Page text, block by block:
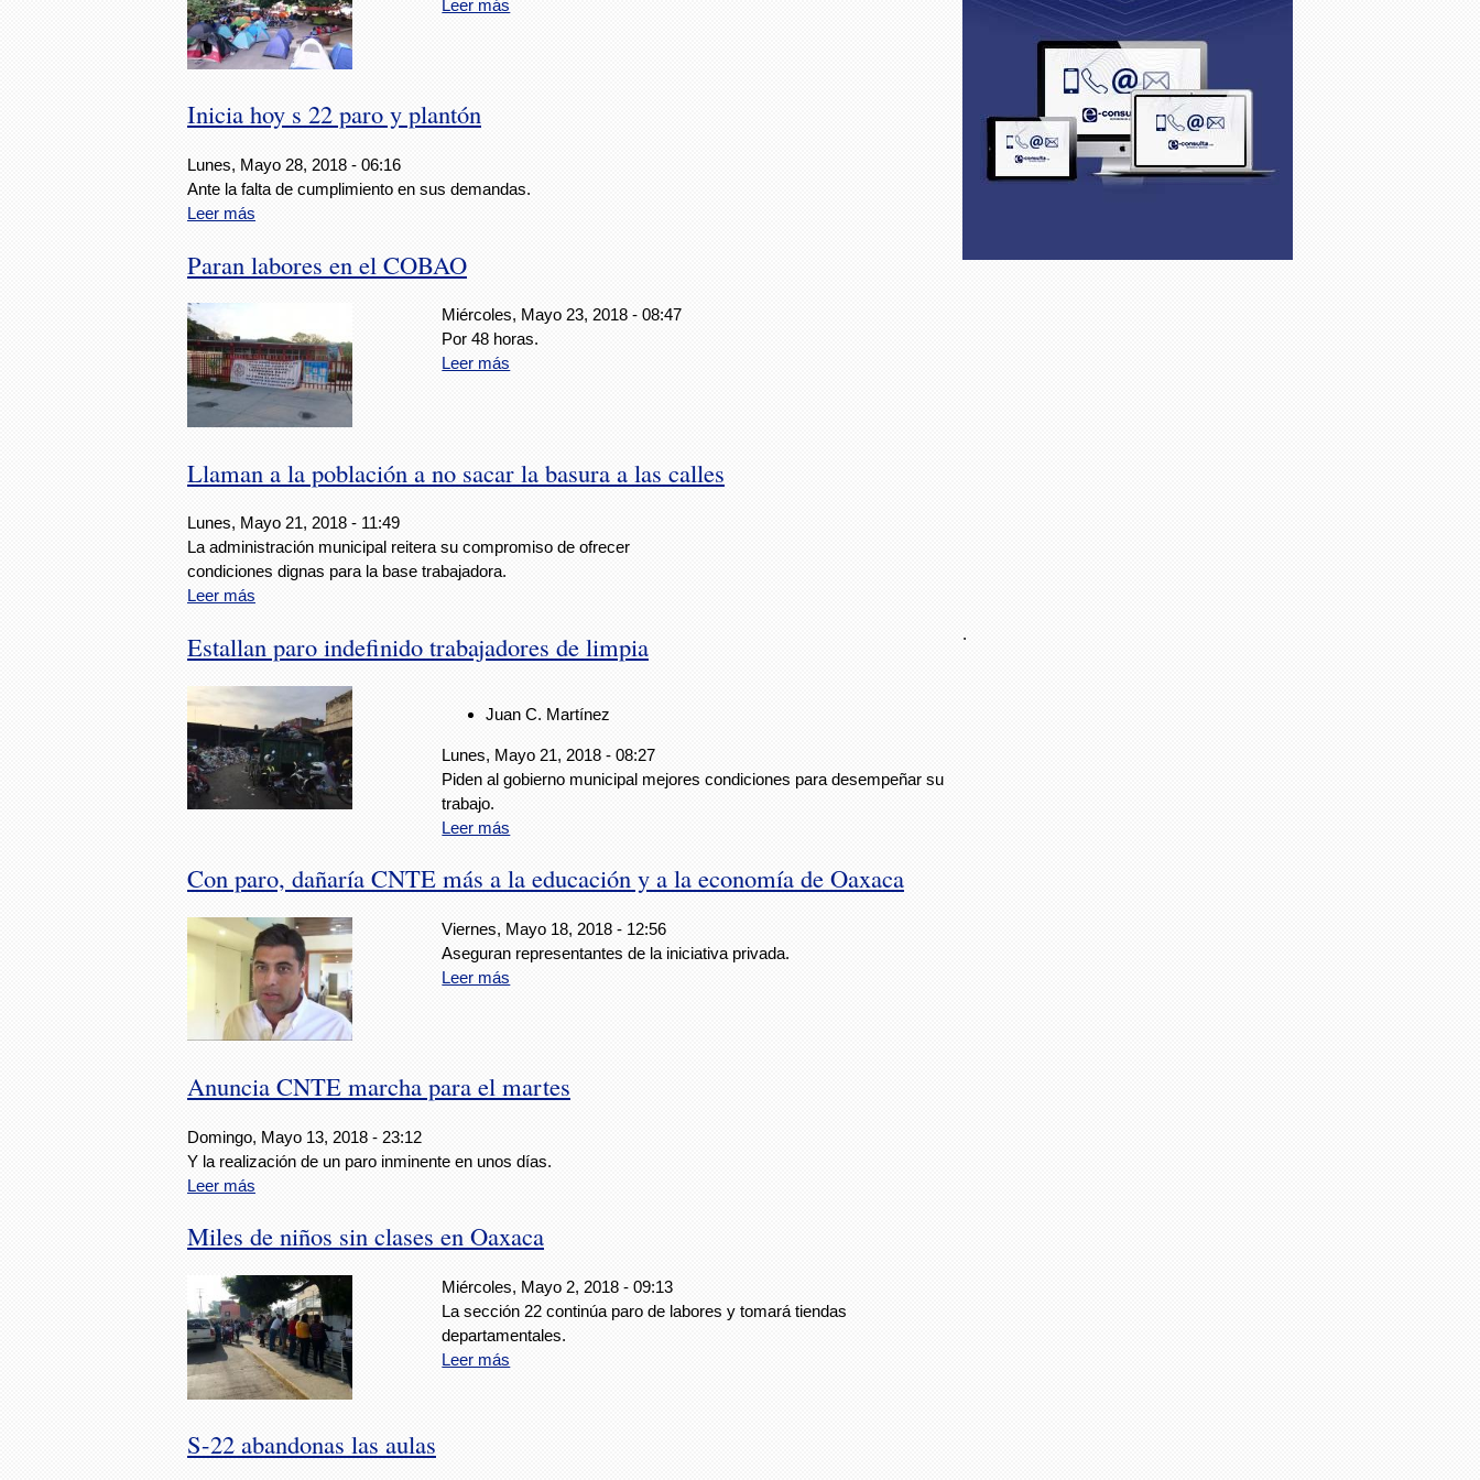
Leer más
Inicia hoy s 22 paro y plantón
Lunes, Mayo 28, 2018 - 06:16
Ante la falta de cumplimiento en sus demandas.
Leer más
Paran labores en el COBAO
Miércoles, Mayo 23, 2018 - 08:47
Por 48 horas.
Leer más
Llaman a la población a no sacar la basura a las calles
Lunes, Mayo 21, 2018 - 11:49
La administración municipal reitera su compromiso de ofrecer
condiciones dignas para la base trabajadora.
Leer más
Estallan paro indefinido trabajadores de limpia
Juan C. Martínez
Lunes, Mayo 21, 2018 - 08:27
Piden al gobierno municipal mejores condiciones para desempeñar su
trabajo.
Leer más
Con paro, dañaría CNTE más a la educación y a la economía de Oaxaca
Viernes, Mayo 18, 2018 - 12:56
Aseguran representantes de la iniciativa privada.
Leer más
Anuncia CNTE marcha para el martes
Domingo, Mayo 13, 2018 - 23:12
Y la realización de un paro inminente en unos días.
Leer más
Miles de niños sin clases en Oaxaca
Miércoles, Mayo 2, 2018 - 09:13
La sección 22 continúa paro de labores y tomará tiendas
departamentales.
Leer más
S-22 abandonas las aulas
.